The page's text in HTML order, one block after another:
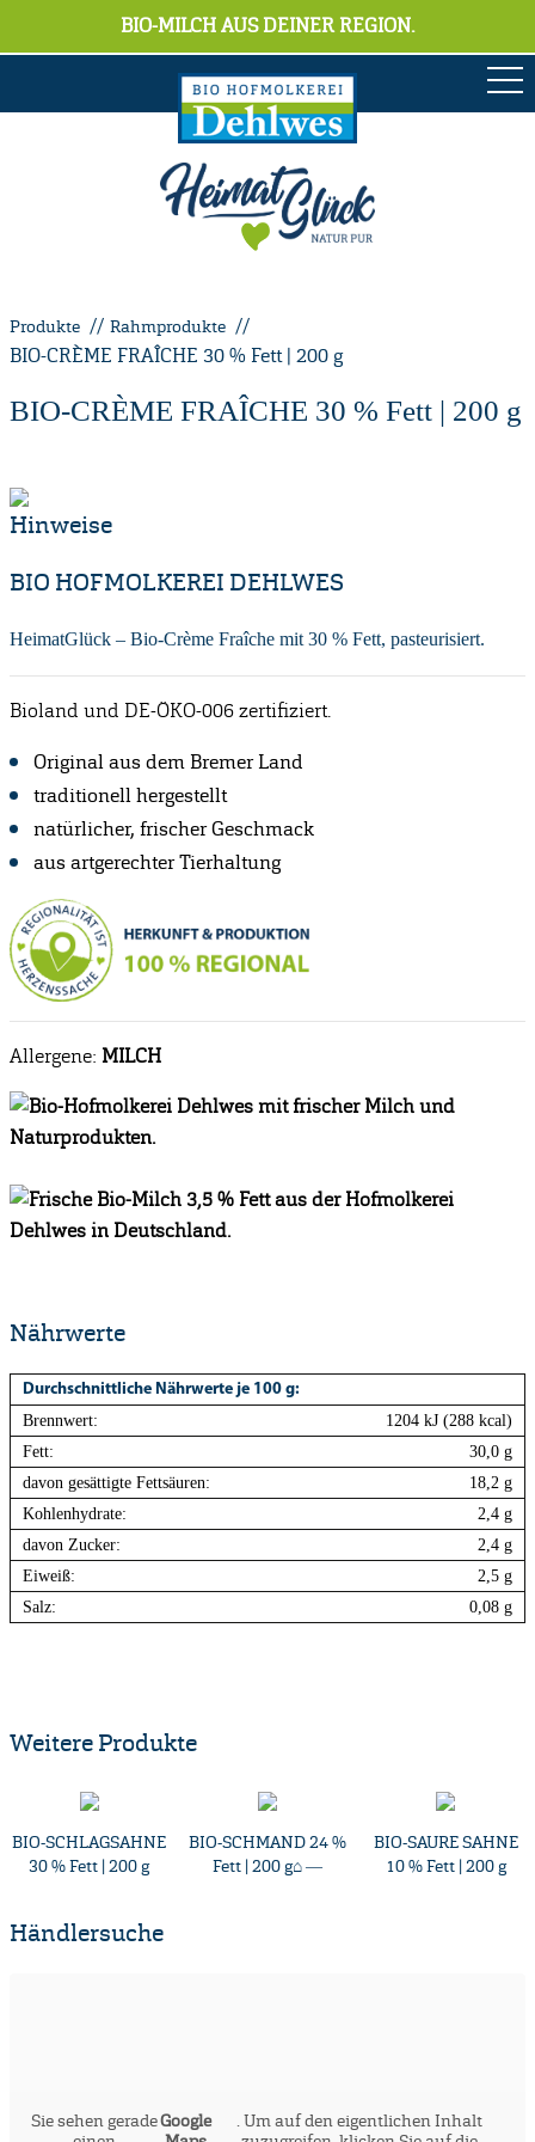
BIO-MILCH AUS DEINER REGION.
Produkte Rahmprodukte
BIO-CRÈME FRAÎCHE 30 % Fett | 200 g
BIO-CRÈME FRAÎCHE 30 % Fett | 200 g
Hinweise
BIO HOFMOLKEREI DEHLWES
HeimatGlück – Bio-Crème Fraîche mit 30 % Fett, pasteurisiert.
Bioland und DE-ÖKO-006 zertifiziert.
Original aus dem Bremer Land
traditionell hergestellt
natürlicher, frischer Geschmack
aus artgerechter Tierhaltung
Allergene: MILCH
Nährwerte
Durchschnittliche Nährwerte je 100 g:
Brennwert:
1204 kJ (288 kcal)
Fett:
30,0 g
davon gesättigte Fettsäuren:
18,2 g
Kohlenhydrate:
2,4 g
davon Zucker:
2,4 g
Eiweiß:
2,5 g
Salz:
0,08 g
Weitere Produkte
BIO-SCHLAGSAHNE
30 % Fett | 200 g
BIO-SCHMAND 24 %
Fett | 200 g⌂ ―
BIO-SAURE SAHNE
10 % Fett | 200 g
Händlersuche
Sie sehen geradeGoogle
. Um auf den eigentlichen Inhalt